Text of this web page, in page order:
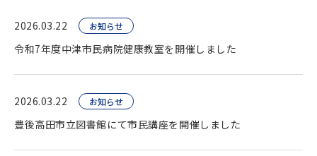
2026.03.22 お知らせ
令和7年度中津市民病院健康教室を開催しました
2026.03.22 お知らせ
豊後高田市立図書館にて市民講座を開催しました